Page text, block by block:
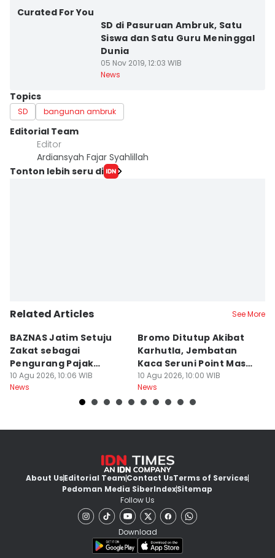
Curated For You
SD di Pasuruan Ambruk, Satu
Siswa dan Satu Guru Meninggal
Dunia
05 Nov 2019, 12:03 WIB
News
Topics
SD bangunan ambruk
Editorial Team
Editor
Ardiansyah Fajar Syahlillah
Tonton lebih seru di
Related Articles See More
BAZNAS Jatim Setuju
Zakat sebagai
Pengurang Pajak
Langsung
10 Agu 2026, 10:06 WIB
News
Bromo Ditutup Akibat
Karhutla, Jembatan
Kaca Seruni Point Masih
Buka
10 Agu 2026, 10:00 WIB
News
About UsEditorial TeamContact UsTerms of Services
Pedoman Media SiberIndexSitemap
Follow Us
Download